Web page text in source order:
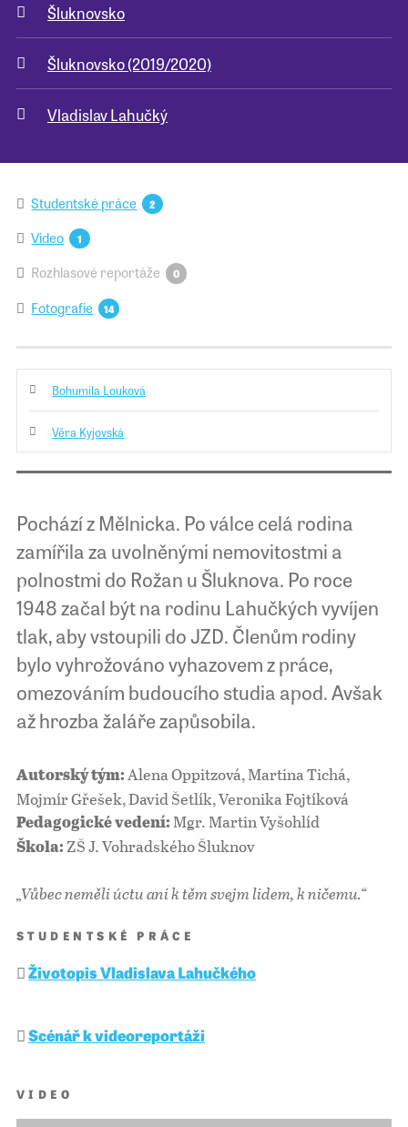
Šluknovsko
Šluknovsko (2019/2020)
Vladislav Lahučký
Studentské práce 2
Video 1
Rozhlasové reportáže 0
Fotografie 14
Bohumila Louková
Věra Kyjovská
Pochází z Mělnicka. Po válce celá rodina
zamířila za uvolněnými nemovitostmi a
polnostmi do Rožan u Šluknova. Po roce
1948 začal být na rodinu Lahučkých vyvíjen
tlak, aby vstoupili do JZD. Členům rodiny
bylo vyhrožováno vyhazovem z práce,
omezováním budoucího studia apod. Avšak
až hrozba žaláře zapůsobila.
Autorský tým: Alena Oppitzová, Martina Tichá,
Mojmír Gřešek, David Šetlík, Veronika Fojtíková
Pedagogické vedení: Mgr. Martin Vyšohlíd
Škola: ZŠ J. Vohradského Šluknov
„Vůbec neměli úctu ani k těm svejm lidem, k ničemu.“
STUDENTSKÉ PRÁCE
Životopis Vladislava Lahučkého
Scénář k videoreportáži
VIDEO